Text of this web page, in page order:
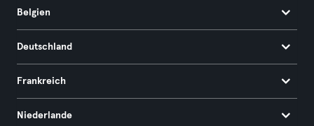
Belgien
Deutschland
Frankreich
Niederlande